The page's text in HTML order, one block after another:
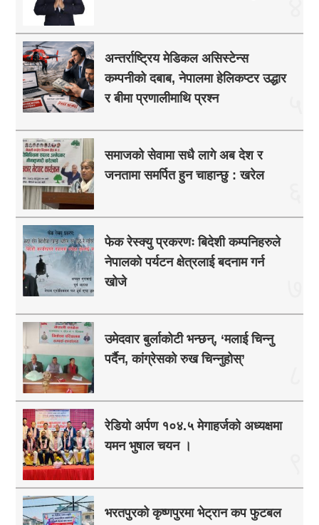
अन्तर्राष्ट्रिय मेडिकल असिस्टेन्स
कम्पनीको दबाब, नेपालमा हेलिकप्टर उद्धार
र बीमा प्रणालीमाथि प्रश्न
समाजको सेवामा सधै लागे अब देश र
जनतामा समर्पित हुन चाहान्छु : खरेल
फेक रेस्क्यु प्रकरणः बिदेशी कम्पनिहरुले
नेपालको पर्यटन क्षेत्रलाई बदनाम गर्न
खोजे
उमेदवार बुर्लाकोटी भन्छन्, ‘मलाई चिन्नु
पर्दैन, कांग्रेसको रुख चिन्नुहोस्’
रेडियो अर्पण १०४.५ मेगाहर्जको अध्यक्षमा
यमन भुषाल चयन ।
भरतपुरको कृष्णपुरमा भेट्रान कप फुटबल